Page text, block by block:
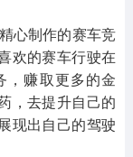
心制作的赛车竞
欢的赛车行驶在
，赚取更多的金
，去提升自己的
现出自己的驾驶